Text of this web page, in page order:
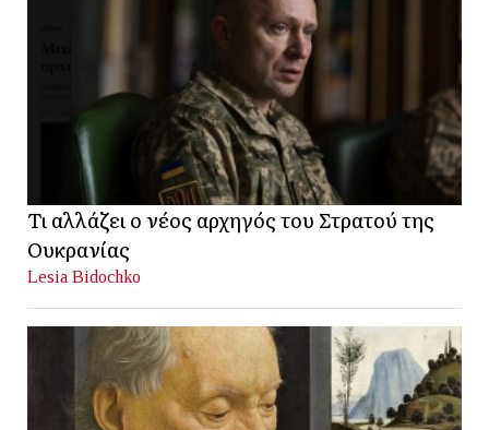
Τι αλλάζει ο νέος αρχηγός του Στρατού της
Ουκρανίας
Lesia Bidochko